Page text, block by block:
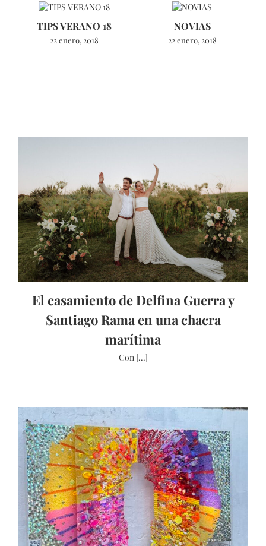
TIPS VERANO 18
22 enero, 2018
NOVIAS
22 enero, 2018
El casamiento de Delfina Guerra y
Santiago Rama en una chacra
marítima
Con [...]